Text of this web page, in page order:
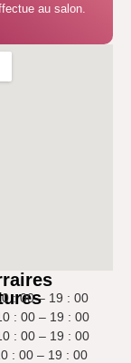
au salon.
: 00 – 19 : 00
: 00 – 19 : 00
: 00 – 19 : 00
: 00 – 19 : 00